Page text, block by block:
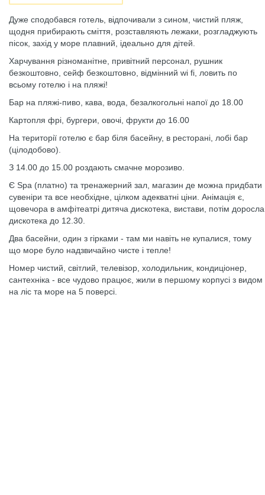
Дуже сподобався готель, відпочивали з сином, чистий пляж,
щодня прибирають сміття, розставляють лежаки, розгладжують
пісок, захід у море плавний, ідеально для дітей.
Харчування різноманітне, привітний персонал, рушник
безкоштовно, сейф безкоштовно, відмінний wi fi, ловить по
всьому готелю і на пляжі!
Бар на пляжі-пиво, кава, вода, безалкогольні напої до 18.00
Картопля фрі, бургери, овочі, фрукти до 16.00
На території готелю є бар біля басейну, в ресторані, лобі бар
(цілодобово).
З 14.00 до 15.00 роздають смачне морозиво.
Є Spa (платно) та тренажерний зал, магазин де можна придбати
сувеніри та все необхідне, цілком адекватні ціни. Анімація є,
щовечора в амфітеатрі дитяча дискотека, вистави, потім доросла
дискотека до 12.30.
Два басейни, один з гірками - там ми навіть не купалися, тому
що море було надзвичайно чисте і тепле!
Номер чистий, світлий, телевізор, холодильник, кондиціонер,
сантехніка - все чудово працює, жили в першому корпусі з видом
на ліс та море на 5 поверсі.